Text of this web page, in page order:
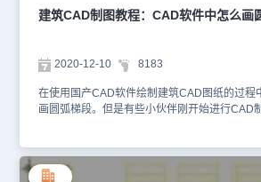
软件——浩辰CAD建筑软件中梯段夹点功能的
伙伴可以参考本篇教程来了解一下浩辰CAD建
建筑CAD制图教程：CAD软件中怎么画
2020-12-10 8183
在使用国产CAD软件绘制建筑CAD图纸的过程
画圆弧梯段。但是有些小伙伴刚开始进行CAD
相关建筑CAD制图教程吧！建筑CAD制图教程
建筑软件中圆弧梯段命令创建单段弧线型梯段